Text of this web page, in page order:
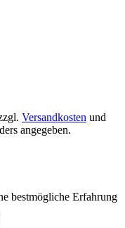
Versandkosten und
angegeben.
bestmögliche Erfahrung